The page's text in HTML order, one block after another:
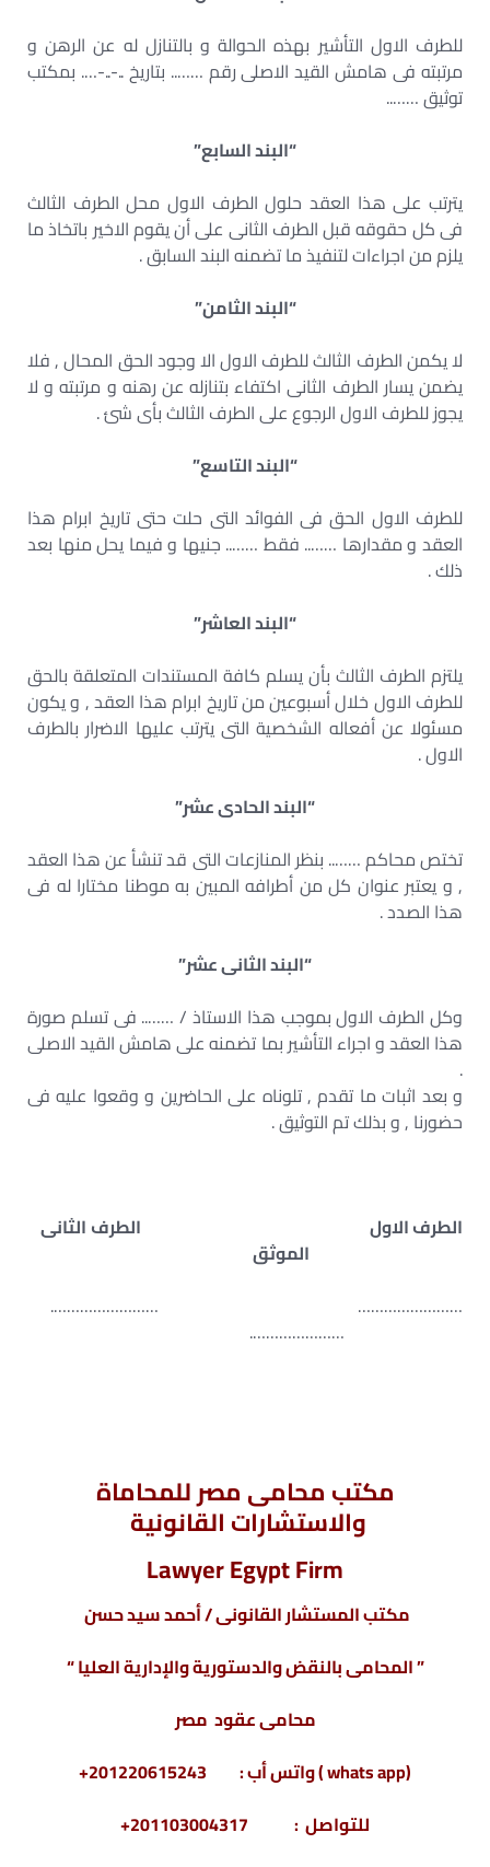
للطرف الاول التأشير بهذه الحوالة و بالتنازل له عن الرهن و
مرتبته فى هامش القيد الاصلى رقم …….. بتاريخ ..-..-…. بمكتب
توثيق ……..
“البند السابع”
يترتب على هذا العقد حلول الطرف الاول محل الطرف الثالث
فى كل حقوقه قبل الطرف الثانى على أن يقوم الاخير باتخاذ ما
يلزم من اجراءات لتنفيذ ما تضمنه البند السابق .
“البند الثامن”
لا يكمن الطرف الثالث للطرف الاول الا وجود الحق المحال , فلا
يضمن يسار الطرف الثانى اكتفاء بتنازله عن رهنه و مرتبته و لا
يجوز للطرف الاول الرجوع على الطرف الثالث بأى شئ .
“البند التاسع”
للطرف الاول الحق فى الفوائد التى حلت حتى تاريخ ابرام هذا
العقد و مقدارها …….. فقط …….. جنيها و فيما يحل منها بعد
ذلك .
“البند العاشر”
يلتزم الطرف الثالث بأن يسلم كافة المستندات المتعلقة بالحق
للطرف الاول خلال أسبوعين من تاريخ ابرام هذا العقد , و يكون
مسئولا عن أفعاله الشخصية التى يترتب عليها الاضرار بالطرف
الاول .
“البند الحادى عشر”
تختص محاكم …….. بنظر المنازعات التى قد تنشأ عن هذا العقد
, و يعتبر عنوان كل من أطرافه المبين به موطنا مختارا له فى
هذا الصدد .
“البند الثانى عشر”
وكل الطرف الاول بموجب هذا الاستاذ / …….. فى تسلم صورة
هذا العقد و اجراء التأشير بما تضمنه على هامش القيد الاصلى
.
و بعد اثبات ما تقدم , تلوناه على الحاضرين و وقعوا عليه فى
حضورنا , و بذلك تم التوثيق .
الطرف الاول
الطرف الثانى
الموثق
…………………… …………………….
………………….
مكتب محامى مصر للمحاماة
والاستشارات القانونية
Lawyer Egypt Firm
مكتب المستشار القانونى / أحمد سيد حسن
” المحامى بالنقض والدستورية والإدارية العليا “
محامى عقود مصر
(whats app ) واتس أب : 201220615243+
للتواصل : 201103004317+